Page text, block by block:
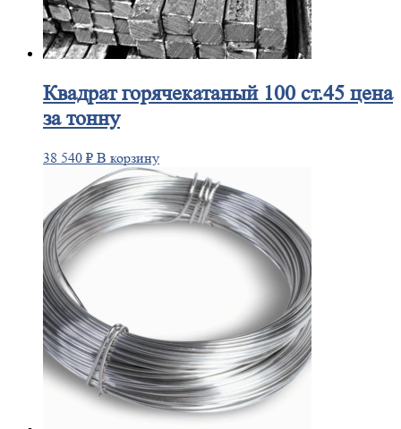
Квадратгорячекатаный 100 ст.45 цена
за тонну
38 540 ₽ В корзину